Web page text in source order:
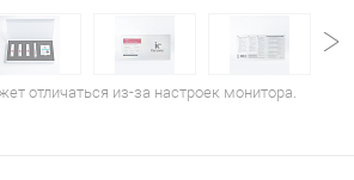
отличаться из-за настроек монитора.